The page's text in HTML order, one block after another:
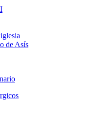
de Asís